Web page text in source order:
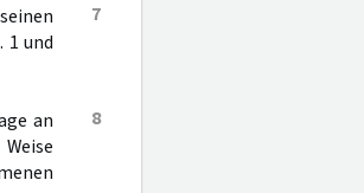
7
1 und
8
an